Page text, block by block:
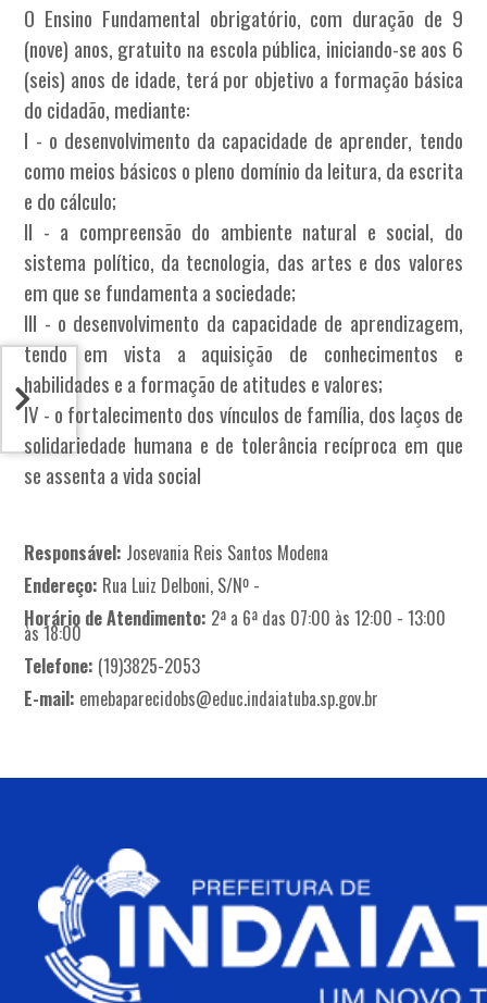
O Ensino Fundamental obrigatório, com duração de 9
(nove) anos, gratuito na escola pública, iniciando-se aos 6
(seis) anos de idade, terá por objetivo a formação básica
do cidadão, mediante:
I - o desenvolvimento da capacidade de aprender, tendo
como meios básicos o pleno domínio da leitura, da escrita
e do cálculo;
II - a compreensão do ambiente natural e social, do
sistema político, da tecnologia, das artes e dos valores
em que se fundamenta a sociedade;
III - o desenvolvimento da capacidade de aprendizagem,
tendo em vista a aquisição de conhecimentos e
habilidades e a formação de atitudes e valores;
IV - o fortalecimento dos vínculos de família, dos laços de
solidariedade humana e de tolerância recíproca em que
se assenta a vida social
Responsável: Josevania Reis Santos Modena
Endereço: Rua Luiz Delboni, S/Nº -
Horário de Atendimento: 2ª a 6ª das 07:00 às 12:00 - 13:00
às 18:00
Telefone: (19)3825-2053
E-mail: emebaparecidobs@educ.indaiatuba.sp.gov.br